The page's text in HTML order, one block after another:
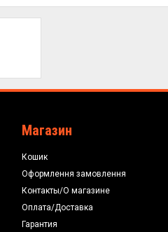
Магазин
Кошик
Оформлення замовлення
Контакты/О магазине
Оплата/Доставка
Гарантия